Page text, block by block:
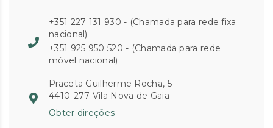
+351 227 131 930 - (Chamada para rede fixa
nacional)
+351 925 950 520 - (Chamada para rede
móvel nacional)
Praceta Guilherme Rocha, 5
4410-277 Vila Nova de Gaia
Obter direções